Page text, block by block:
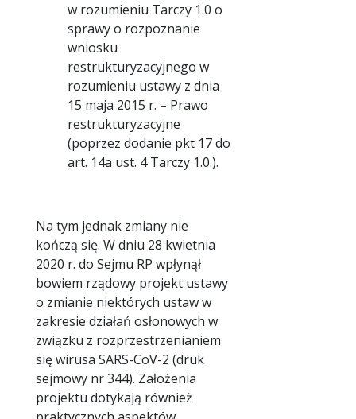
w rozumieniu Tarczy 1.0 o
sprawy o rozpoznanie
wniosku
restrukturyzacyjnego w
rozumieniu ustawy z dnia
15 maja 2015 r. – Prawo
restrukturyzacyjne
(poprzez dodanie pkt 17 do
art. 14a ust. 4 Tarczy 1.0.).
Na tym jednak zmiany nie
kończą się. W dniu 28 kwietnia
2020 r. do Sejmu RP wpłynął
bowiem rządowy projekt ustawy
o zmianie niektórych ustaw w
zakresie działań osłonowych w
związku z rozprzestrzenianiem
się wirusa SARS-CoV-2 (druk
sejmowy nr 344). Założenia
projektu dotykają również